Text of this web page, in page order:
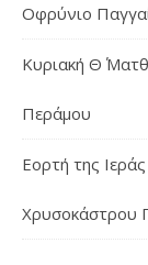
Οφρύνιο
Κυριακή Θ΄
Περάμου
Εορτή της
Χρυσοκάστρου